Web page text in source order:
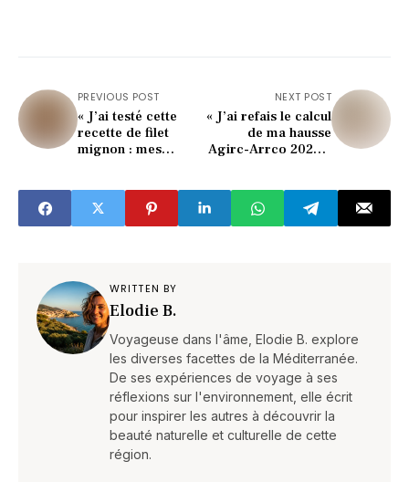
PREVIOUS POST
« J’ai testé cette
recette de filet
mignon : mes
NEXT POST
« J’ai refais le calcul
de ma hausse
Agirc-Arrco 2026 »
attendent
WRITTEN BY
Elodie B.
Voyageuse dans l'âme, Elodie B. explore
les diverses facettes de la Méditerranée.
De ses expériences de voyage à ses
réflexions sur l'environnement, elle écrit
pour inspirer les autres à découvrir la
beauté naturelle et culturelle de cette
région.